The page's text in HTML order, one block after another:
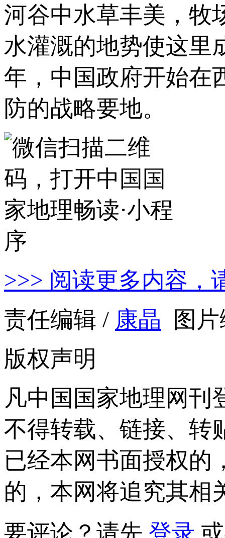
河谷中水草丰美，牧
水灌溉的地势使这里
年，中国政府开始在
防的战略要地。
>>> 阅读更多内容，
责任编辑 / 康晶 图
版权声明
凡中国国家地理网刊
不得转载、链接、转
已经本网书面授权的
的，本网将追究其相
要评论？请先 登录